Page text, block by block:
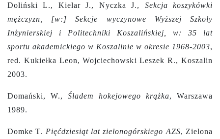
Doliński L., Kielar J., Nyczka J., Sekcja koszykówki
mężczyzn, [w:] Sekcje wyczynowe Wyższej Szkoły
Inżynierskiej i Politechniki Koszalińskiej, w:
35 lat
sportu akademickiego w Koszalinie w okresie 1968-2003,
red. Kukiełka Leon, Wojciechowski Leszek R., Koszalin
2003.
Domański, W., Śladem hokejowego krążka, Warszawa
1989.
Domke T. Pięćdziesiąt lat zielonogórskiego AZS, Zielona